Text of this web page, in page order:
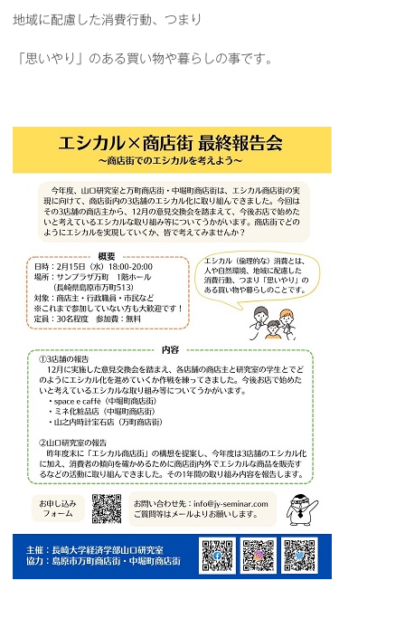
地域に配慮した消費行動、つまり
「思いやり」のある買い物や暮らしの事です。